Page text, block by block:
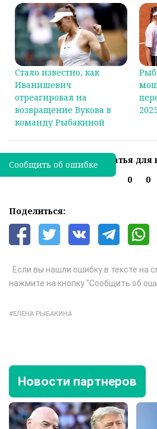
Стало известно, как
Иванишевич
отреагировал на
возвращение Вукова в
команду Рыбакиной
2025
Была ли эта статья для
0
0
Поделиться:
Если вы нашли ошибку в тексте на
нажмите на кнопку "Сообщить об
ЕЛЕНА РЫБАКИНА
Сообщить об ошибке
Новости партнеров